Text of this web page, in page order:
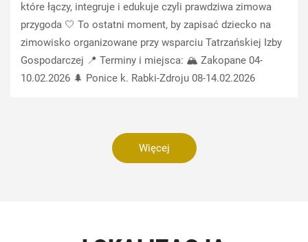
które łączy, integruje i edukuje czyli prawdziwa zimowa
przygoda 🤍 To ostatni moment, by zapisać dziecko na
zimowisko organizowane przy wsparciu Tatrzańskiej Izby
Gospodarczej 📍 Terminy i miejsca: 🏔 Zakopane 04-
10.02.2026 🌲 Ponice k. Rabki-Zdroju 08-14.02.2026
Więcej